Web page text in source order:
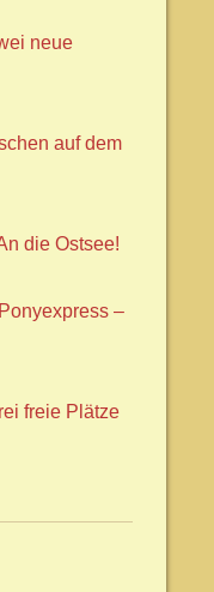
neue
auf dem
die Ostsee!
–
freie Plätze